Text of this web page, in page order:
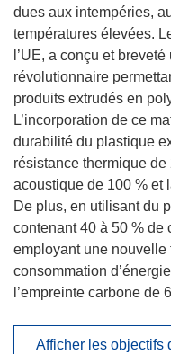
dues aux intempéries,
températures élevées.
l’UE, a conçu et
révolutionnaire
produits extrudés en
L’incorporation de ce
durabilité du plastique
résistance thermique de
acoustique de 100 % et
De plus, en utilisant du
contenant 40 à 50 % de
employant une nouvelle
consommation
l’empreinte carbone de
Afficher les objectifs